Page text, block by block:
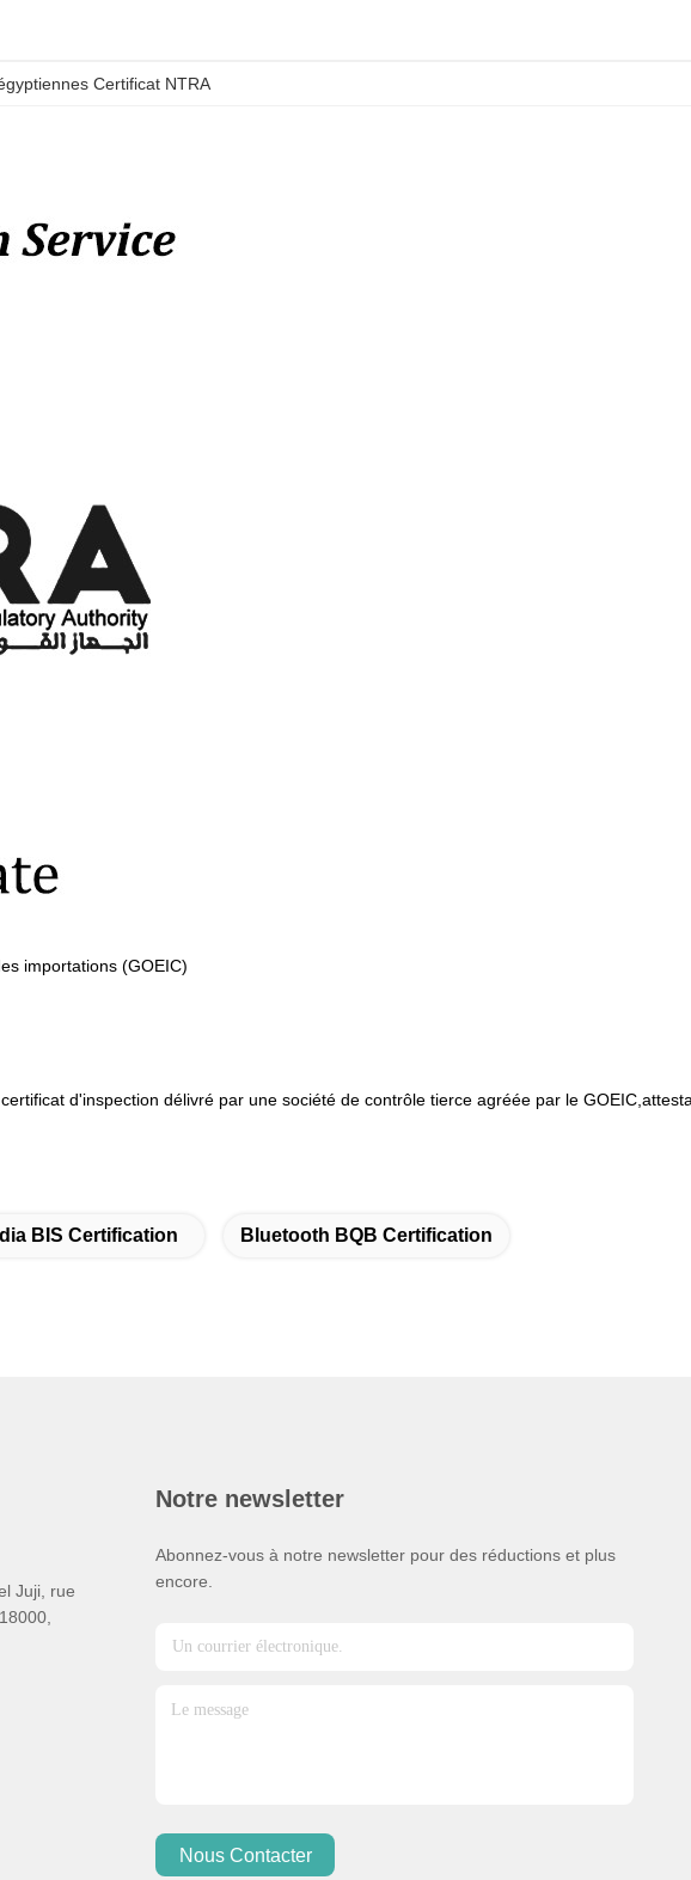
Certificat NTRA
importations (GOEIC)
d'inspection délivré par une société de contrôle tierce agréée par le
BIS Certification Bluetooth BQB Certification
Juji, rue
Notre newsletter
Abonnez-vous à notre newsletter pour des réductions et plus
encore.
Nous Contacter